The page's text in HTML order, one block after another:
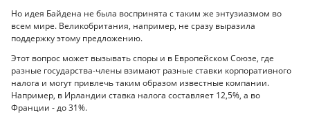
Но идея Байдена не была воспринята с таким же энтузиазмом во
всем мире. Великобритания, например, не сразу выразила
поддержку этому предложению.
Этот вопрос может вызывать споры и в Европейском Союзе, где
разные государства-члены взимают разные ставки корпоративного
налога и могут привлечь таким образом известные компании.
Например, в Ирландии ставка налога составляет 12,5%, а во
Франции - до 31%.